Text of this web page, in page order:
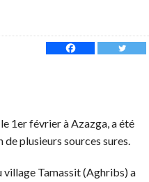
1er février à Azazga, a été
plusieurs sources sures.
village Tamassit (Aghribs) a